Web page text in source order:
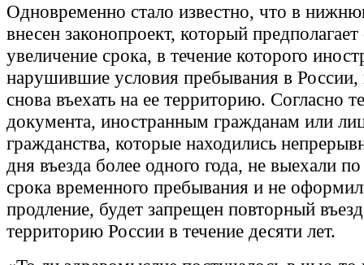
Одновременно стало известно, что в
внесен законопроект, который
увеличение срока, в течение которого
нарушившие условия пребывания в России,
снова въехать на ее территорию. Согласно
документа, иностранным гражданам или
гражданства, которые находились
дня въезда более одного года, не выехали
срока временного пребывания и не
продление, будет запрещен повторный
территорию России в течение десяти лет.